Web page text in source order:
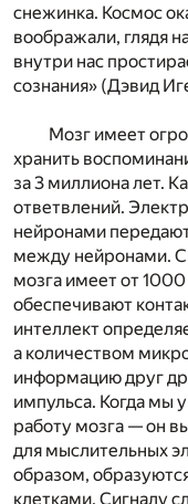
снежинка. Космос
воображали, глядя
внутри нас
сознания» (Дэвид
Мозг имеет
хранить
за 3 миллиона лет.
ответвлений.
нейронами
между нейронами.
мозга имеет от
обеспечивают
интеллект
а количеством
информацию друг
импульса. Когда мы
работу мозга — он
для мыслительных
образом,
клетками. Сигналу